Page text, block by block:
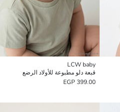
LCW baby
قبعة دلو مطبوعة للأولاد الرضع
399.00 EGP